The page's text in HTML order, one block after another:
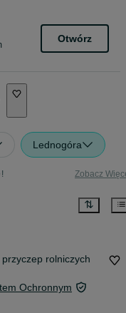
Otwórz
Lednogóra
Zobacz
rolniczych
Ochronnym